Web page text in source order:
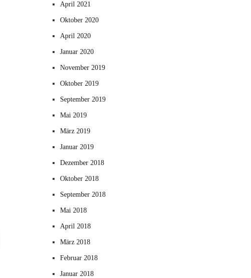
April 2021
Oktober 2020
April 2020
Januar 2020
November 2019
Oktober 2019
September 2019
Mai 2019
März 2019
Januar 2019
Dezember 2018
Oktober 2018
September 2018
Mai 2018
April 2018
März 2018
Februar 2018
Januar 2018